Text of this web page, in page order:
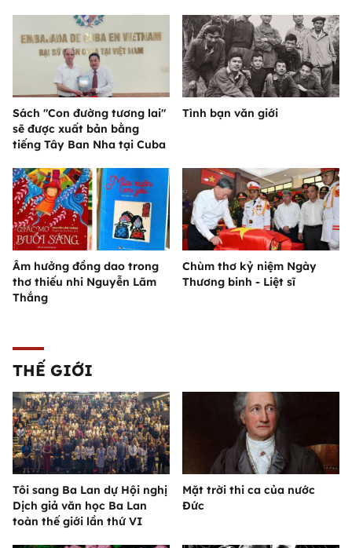
Sách "Con đường tương lai"
sẽ được xuất bản bằng
tiếng Tây Ban Nha tại Cuba
Tình bạn văn giới
Âm hưởng đồng dao trong
thơ thiếu nhi Nguyễn Lãm
Thắng
Chùm thơ kỷ niệm Ngày
Thương binh - Liệt sĩ
THẾ GIỚI
Tôi sang Ba Lan dự Hội nghị
Dịch giả văn học Ba Lan
toàn thế giới lần thứ VI
Mặt trời thi ca của nước
Đức